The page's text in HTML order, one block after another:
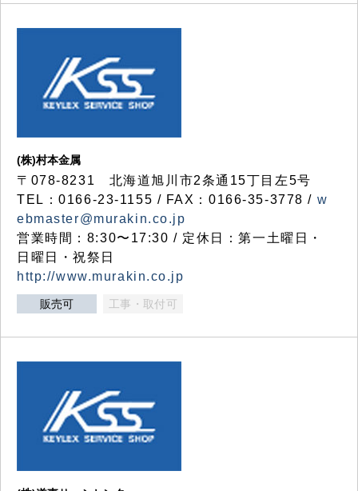
(株)村本金属
〒078-8231 北海道旭川市2条通15丁目左5号
TEL：0166-23-1155 / FAX：0166-35-3778 / w
ebmaster@murakin.co.jp
営業時間：8:30〜17:30 / 定休日：第一土曜日・
日曜日・祝祭日
http://www.murakin.co.jp
販売可 工事・取付可